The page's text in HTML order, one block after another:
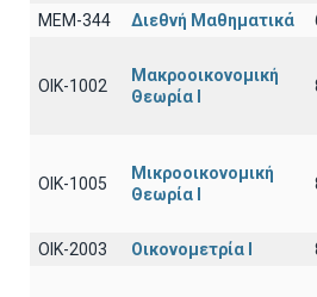
ΜΕΜ-344 Διεθνή Μαθηματικά
ΟΙΚ-1002
Μακροοικονομική
Θεωρία Ι
ΟΙΚ-1005
Μικροοικονομική
Θεωρία Ι
ΟΙΚ-2003
Οικονομετρία Ι